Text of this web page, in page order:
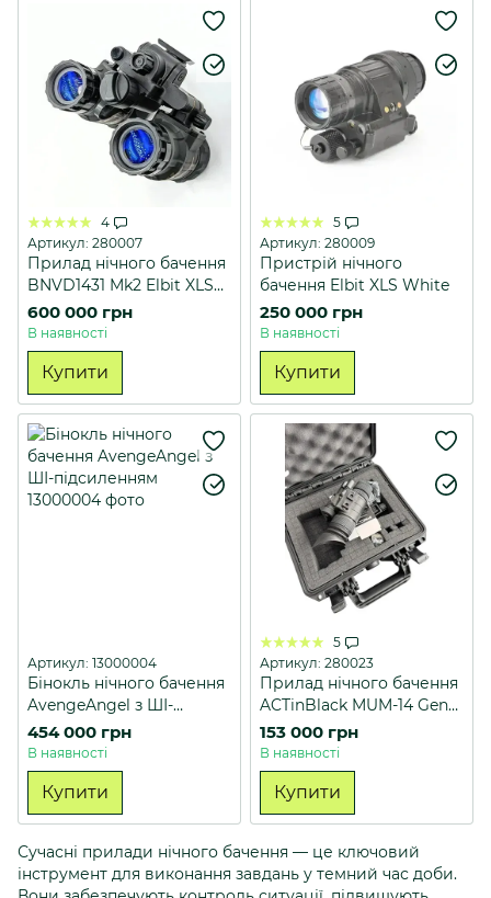
4
Артикул: 280007
Прилад нічного бачення
BNVD1431 Mk2 Elbit XLSH
White ( Carson )
600 000 грн
В наявності
Купити
5
Артикул: 280009
Пристрій нічного
бачення Elbit XLS White
250 000 грн
В наявності
Купити
Артикул: 13000004
Бінокль нічного бачення
AvengeAngel з ШІ-
підсиленням
454 000 грн
В наявності
Купити
5
Артикул: 280023
Прилад нічного бачення
ACTinBlack MUM-14 Gen
3+ Green Phospor
153 000 грн
В наявності
Купити
Сучасні прилади нічного бачення — це ключовий
інструмент для виконання завдань у темний час доби.